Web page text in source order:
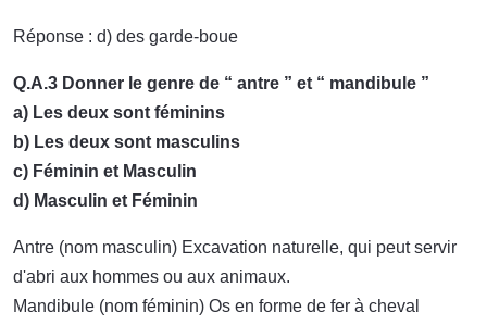
Réponse : d) des garde-boue
Q.A.3 Donner le genre de “ antre ” et “ mandibule ”
a) Les deux sont féminins
b) Les deux sont masculins
c) Féminin et Masculin
d) Masculin et Féminin
Antre (nom masculin) Excavation naturelle, qui peut servir
d'abri aux hommes ou aux animaux.
Mandibule (nom féminin) Os en forme de fer à cheval